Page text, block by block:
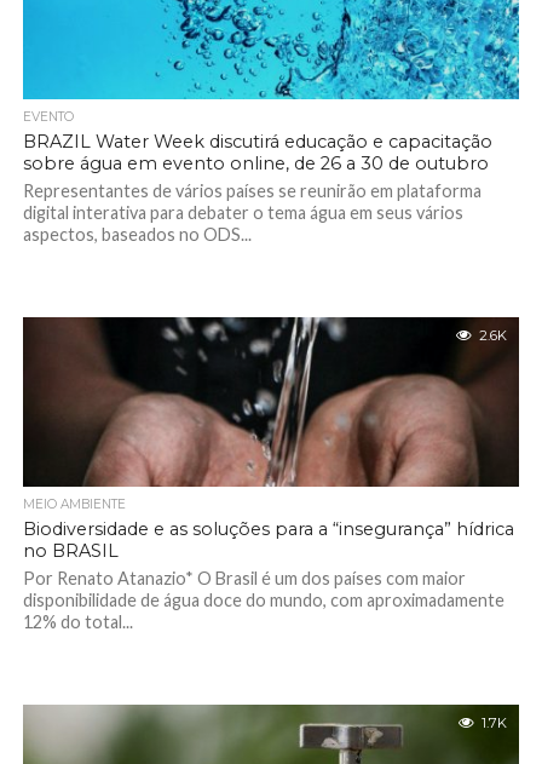
EVENTO
BRAZIL Water Week discutirá educação e capacitação
sobre água em evento online, de 26 a 30 de outubro
Representantes de vários países se reunirão em plataforma
digital interativa para debater o tema água em seus vários
aspectos, baseados no ODS...
2.6K
MEIO AMBIENTE
Biodiversidade e as soluções para a “insegurança” hídrica
no BRASIL
Por Renato Atanazio* O Brasil é um dos países com maior
disponibilidade de água doce do mundo, com aproximadamente
12% do total...
1.7K